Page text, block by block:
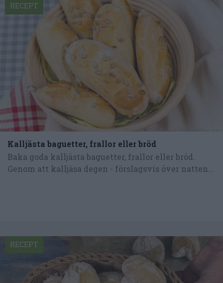
Kalljästa baguetter, frallor eller bröd
Baka goda kalljästa baguetter, frallor eller bröd.
Genom att kalljäsa degen - förslagsvis över natten...
RECEPT
RECEPT